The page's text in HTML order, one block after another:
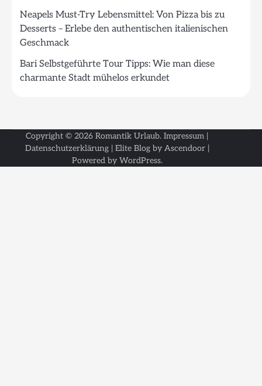
Neapels Must-Try Lebensmittel: Von Pizza bis zu
Desserts – Erlebe den authentischen italienischen
Geschmack
Bari Selbstgeführte Tour Tipps: Wie man diese
charmante Stadt mühelos erkundet
Copyright © 2026 Romantik Urlaub. Impressum |
Datenschutzerklärung| Elite Blog by Ascendoor|
Powered by WordPress.